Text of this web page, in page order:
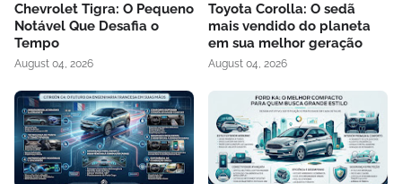
Chevrolet Tigra: O Pequeno
Notável Que Desafia o
Tempo
August 04, 2026
Toyota Corolla: O sedã
mais vendido do planeta
em sua melhor geração
August 04, 2026